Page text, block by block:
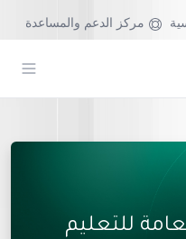
مركز الدعم والمساعدة
للتعليم